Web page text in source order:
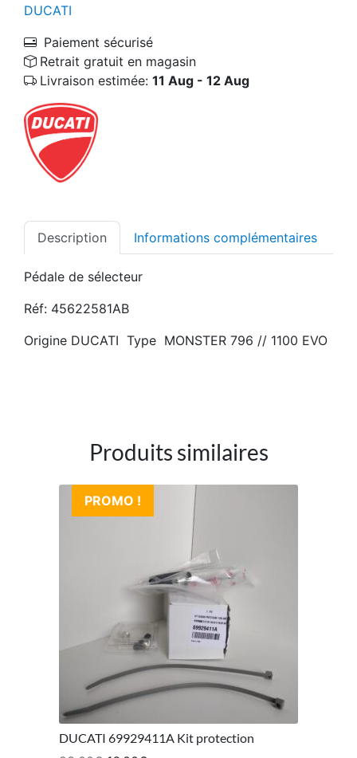
DUCATI
Paiement sécurisé
Retrait gratuit en magasin
Livraison estimée: 11 Aug - 12 Aug
Description Informations complémentaires
Pédale de sélecteur
Réf: 45622581AB
Origine DUCATI Type MONSTER 796 // 1100 EVO
Produits similaires
PROMO !
DUCATI 69929411A Kit protection